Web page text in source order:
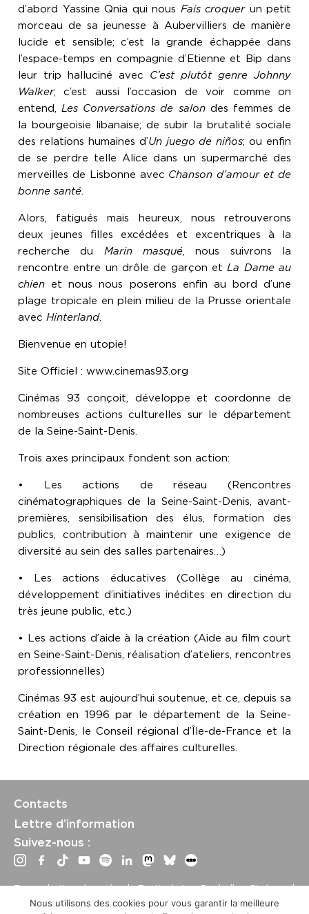
d’abord Yassine Qnia qui nous Fais croquerun petit
morceau de sa jeunesse à Aubervilliers de manière
lucide et sensible; c’est la grande échappée dans
l’espace-temps en compagnie d’Etienne et Bip dans
leur trip halluciné avec C’est plutôt genre Johnny
Walker; c’est aussi l’occasion de voir comme on
entend,Les Conversations de salondes femmes de
la bourgeoisie libanaise; de subir la brutalité sociale
des relations humaines d’Un juego de niños; ou enfin
de se perdre telle Alice dans un supermarché des
merveilles de Lisbonne avec Chanson d’amour et de
bonne santé.
Alors, fatigués mais heureux, nous retrouverons
deux jeunes filles excédées et excentriques à la
recherche du Marin masqué, nous suivrons la
rencontre entre un drôle de garçon etLa Dame au
chien et nous nous poserons enfin au bord d’une
plage tropicale en plein milieu de la Prusse orientale
avec Hinterland.
Bienvenue en utopie!
Site Officiel : www.cinemas93.org
Cinémas 93 conçoit, développe et coordonne de
nombreuses actions culturelles sur le département
de la Seine-Saint-Denis.
Trois axes principaux fondent son action:
• Les actions de réseau (Rencontres
cinématographiques de la Seine-Saint-Denis, avant-
premières, sensibilisation des élus, formation des
publics, contribution à maintenir une exigence de
diversité au sein des salles partenaires…)
• Les actions éducatives (Collège au cinéma,
développement d’initiatives inédites en direction du
très jeune public, etc.)
• Les actions d’aide à la création (Aide au film court
en Seine-Saint-Denis, réalisation d’ateliers, rencontres
professionnelles)
Cinémas 93 est aujourd’hui soutenue, et ce, depuis sa
création en 1996 par le département de la Seine-
Saint-Denis, le Conseil régional d’Île-de-France et la
Direction régionale des affaires culturelles.
Contacts
Lettre d’information
Suivez-nous :
Tous droits réservés | Festival La Rochelle Cinéma |
International Film Festival – Mentions légales –Conditions
Nous utilisons des cookies pour vous garantir la meilleure